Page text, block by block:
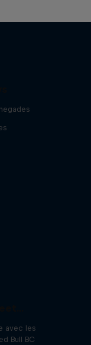
avec les
Bull BC